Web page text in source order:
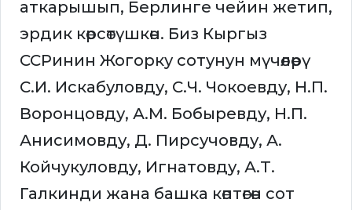
аткарышып, Берлинге чейин жетип,
эрдик көрсөтүшкөн. Биз Кыргыз
ССРинин Жогорку сотунун мүчөлөрү
С.И. Искабуловду, С.Ч. Чокоевду, Н.П.
Воронцовду, А.М. Бобыревду, Н.П.
Анисимовду, Д. Пирсучовду, А.
Койчукуловду, Игнатовду, А.Т.
Галкинди жана башка көптөгөн сот